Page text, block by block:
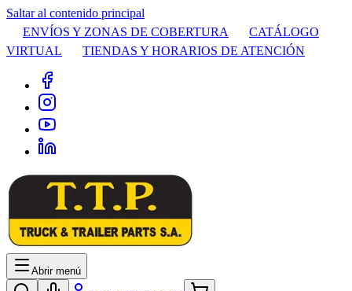
Saltar al contenido principal
ENVÍOS Y ZONAS DE COBERTURA
CATÁLOGO
VIRTUAL
TIENDAS Y HORARIOS DE ATENCIÓN
Abrir menú